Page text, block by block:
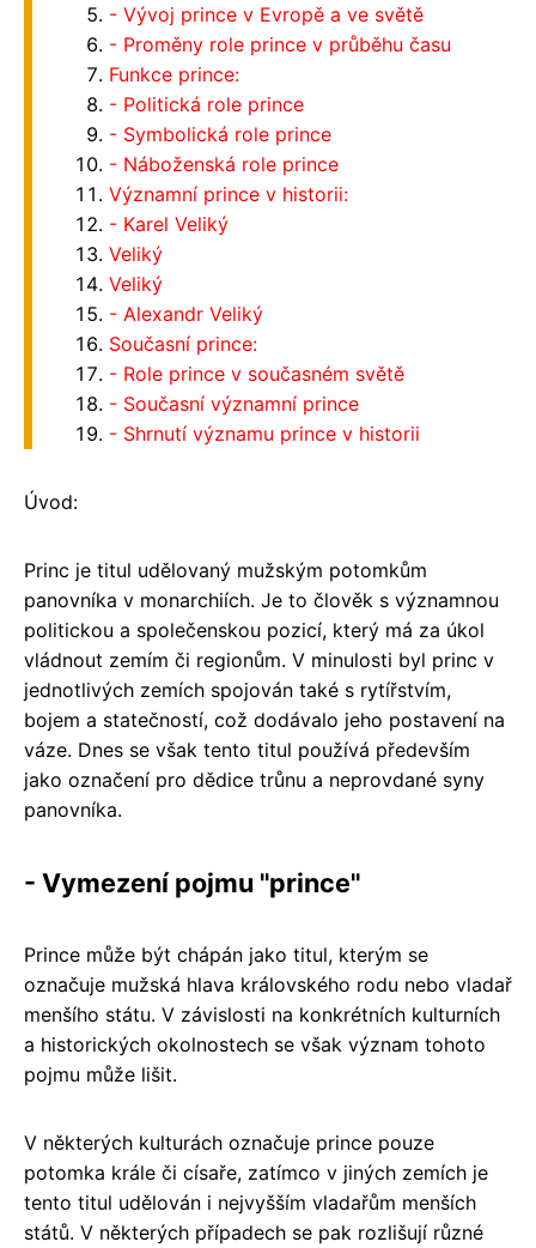
- Vývoj prince v Evropě a ve světě
- Proměny role prince v průběhu času
Funkce prince:
- Politická role prince
- Symbolická role prince
- Náboženská role prince
Významní prince v historii:
- Karel Veliký
Veliký
Veliký
- Alexandr Veliký
Současní prince:
- Role prince v současném světě
- Současní významní prince
- Shrnutí významu prince v historii
Úvod:
Princ je titul udělovaný mužským potomkům
panovníka v monarchiích. Je to člověk s významnou
politickou a společenskou pozicí, který má za úkol
vládnout zemím či regionům. V minulosti byl princ v
jednotlivých zemích spojován také s rytířstvím,
bojem a statečností, což dodávalo jeho postavení na
váze. Dnes se však tento titul používá především
jako označení pro dědice trůnu a neprovdané syny
panovníka.
- Vymezení pojmu "prince"
Prince může být chápán jako titul, kterým se
označuje mužská hlava královského rodu nebo vladař
menšího státu. V závislosti na konkrétních kulturních
a historických okolnostech se však význam tohoto
pojmu může lišit.
V některých kulturách označuje prince pouze
potomka krále či císaře, zatímco v jiných zemích je
tento titul udělován i nejvyšším vladařům menších
států. V některých případech se pak rozlišují různé